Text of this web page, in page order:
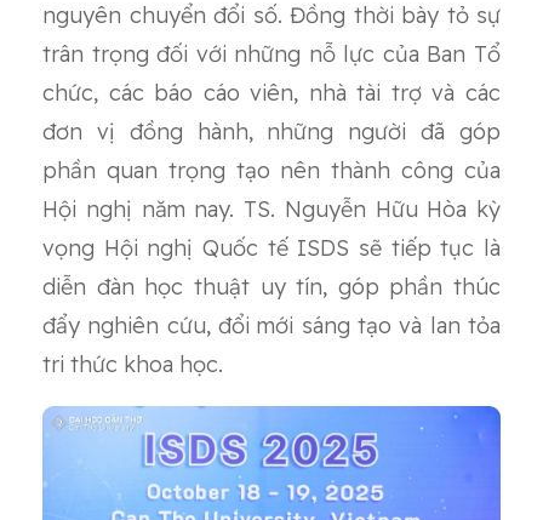
nguyên chuyển đổi số. Đồng thời bày tỏ sự
trân trọng đối với những nỗ lực của Ban Tổ
chức, các báo cáo viên, nhà tài trợ và các
đơn vị đồng hành, những người đã góp
phần quan trọng tạo nên thành công của
Hội nghị năm nay. TS. Nguyễn Hữu Hòa kỳ
vọng Hội nghị Quốc tế ISDS sẽ tiếp tục là
diễn đàn học thuật uy tín, góp phần thúc
đẩy nghiên cứu, đổi mới sáng tạo và lan tỏa
tri thức khoa học.